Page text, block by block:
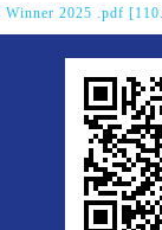
Winner 2025 .pdf